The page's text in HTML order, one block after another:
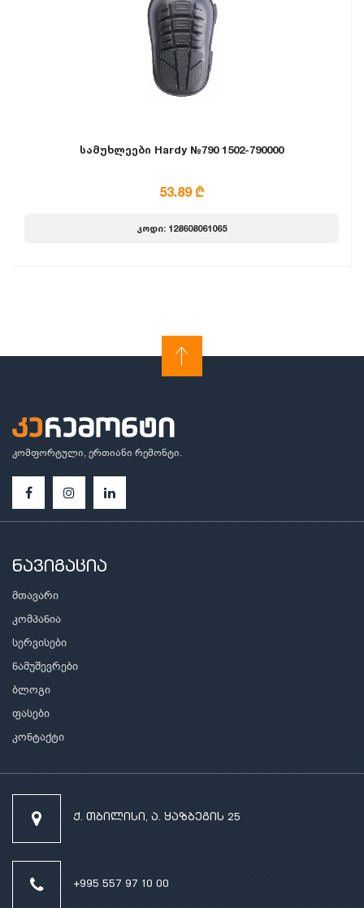
სამუხლეები Hardy №790 1502-790000
53.89 ₾
კოდი: 128608061065
კომფორტული, ერთიანი რემონტი.
ნავიგაცია
მთავარი
კომპანია
სერვისები
ნამუშევრები
ბლოგი
ფასები
კონტაქტი
ქ. თბილისი, ა. ყაზბეგის 25
+995 557 97 10 00